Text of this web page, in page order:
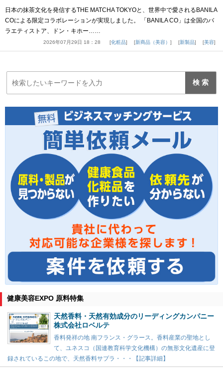
日本の抹茶文化を発信するTHE MATCHA TOKYOと、世界中で愛されるBANILA
COによる限定コラボレーションが実現しました。 「BANILA CO」は全国のバ
ラエティストア、ドン・キホー……
2026年07月29日 18：28 化粧品 新商品（美容） 新製品 美容
健康美容EXPO 原料特集
天然香料・天然有効成分のリーディングカンパニー
株式会社ロベルテ
香料発祥の地 南フランス・グラース。香料産業の聖地とし
て、ユネスコ（国連教育科学文化機構）の無形文化遺産に登
録されているこの地で、天然香料サプラ・・・【記事詳細】